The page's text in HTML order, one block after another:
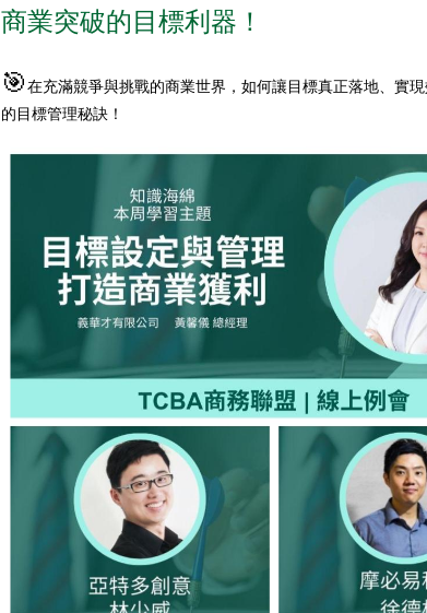
商業突破的目標利器！
🎯在充滿競爭與挑戰的商業世界，如何讓目標真正落地、實
的目標管理秘訣！